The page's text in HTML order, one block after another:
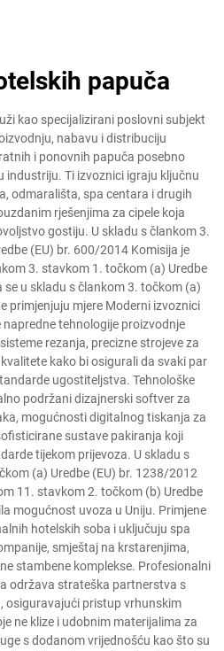
papuča
kao specijalizirani poslovni subjekt
nabavu i distribuciju
i ponovnih papuča posebno
industriju. Ti izvoznici igraju ključnu
odmarališta, spa centara i drugih
rješenjima za cipele koja
gostiju. U skladu s člankom 3.
(EU) br. 600/2014 Komisija je
3. stavkom 1. točkom (a) Uredbe
u skladu s člankom 3. točkom (a)
primjenjuju mjere Moderni izvoznici
tehnologije proizvodnje
rezanja, precizne strojeve za
kako bi osigurali da svaki par
ugostiteljstva. Tehnološke
podržani dizajnerski softver za
mogućnosti digitalnog tiskanja za
sustave pakiranja koji
tijekom prijevoza. U skladu s
(a) Uredbe (EU) br. 1238/2012
11. stavkom 2. točkom (b) Uredbe
mogućnost uvoza u Uniju. Primjene
hotelskih soba i uključuju spa
smještaj na krstarenjima,
stambene komplekse. Profesionalni
održava strateška partnerstva s
osiguravajući pristup vrhunskim
ne klize i udobnim materijalima za
s dodanom vrijednošću kao što su